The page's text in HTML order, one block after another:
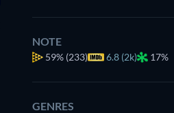
NOTE
59% (233) 6.8 (2k) 17%
GENRES